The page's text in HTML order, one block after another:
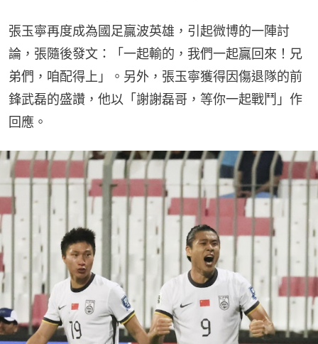
張玉寧再度成為國足贏波英雄，引起微博的一陣討
論，張隨後發文：「一起輸的，我們一起贏回來！兄
弟們，咱配得上」。另外，張玉寧獲得因傷退隊的前
鋒武磊的盛讚，他以「謝謝磊哥，等你一起戰鬥」作
回應。